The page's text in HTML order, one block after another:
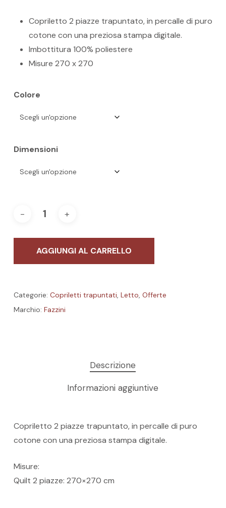
Nessun prodotto nel carrello.
originale
era:
255,00 €.
attuale
è:
229,00 €.
Copriletto 2 piazze trapuntato, in percalle di puro
cotone con una preziosa stampa digitale.
Imbottitura 100% poliestere
Misure 270 x 270
Colore
Dimensioni
AGGIUNGI AL CARRELLO
Categorie: Copriletti trapuntati, Letto, Offerte
Marchio: Fazzini
Descrizione
Informazioni aggiuntive
Copriletto 2 piazze trapuntato, in percalle di puro
cotone con una preziosa stampa digitale.
Misure:
Quilt 2 piazze: 270×270 cm